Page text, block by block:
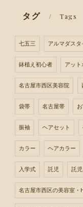
タグ Tags
七五三 アルマダスタ
鉢植え初心者 アット
名古屋市西区美容院
袋帯 名古屋帯
振袖 ヘアセット
カラー ヘアカラー
入学式 託児 託
名古屋市西区の美容室・